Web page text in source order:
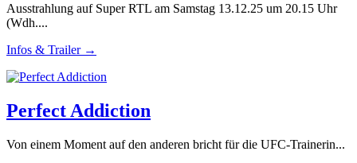
Ausstrahlung auf Super RTL am Samstag 13.12.25 um 20.15 Uhr
(Wdh....
Infos & Trailer →
Perfect Addiction
Von einem Moment auf den anderen bricht für die UFC-Trainerin...